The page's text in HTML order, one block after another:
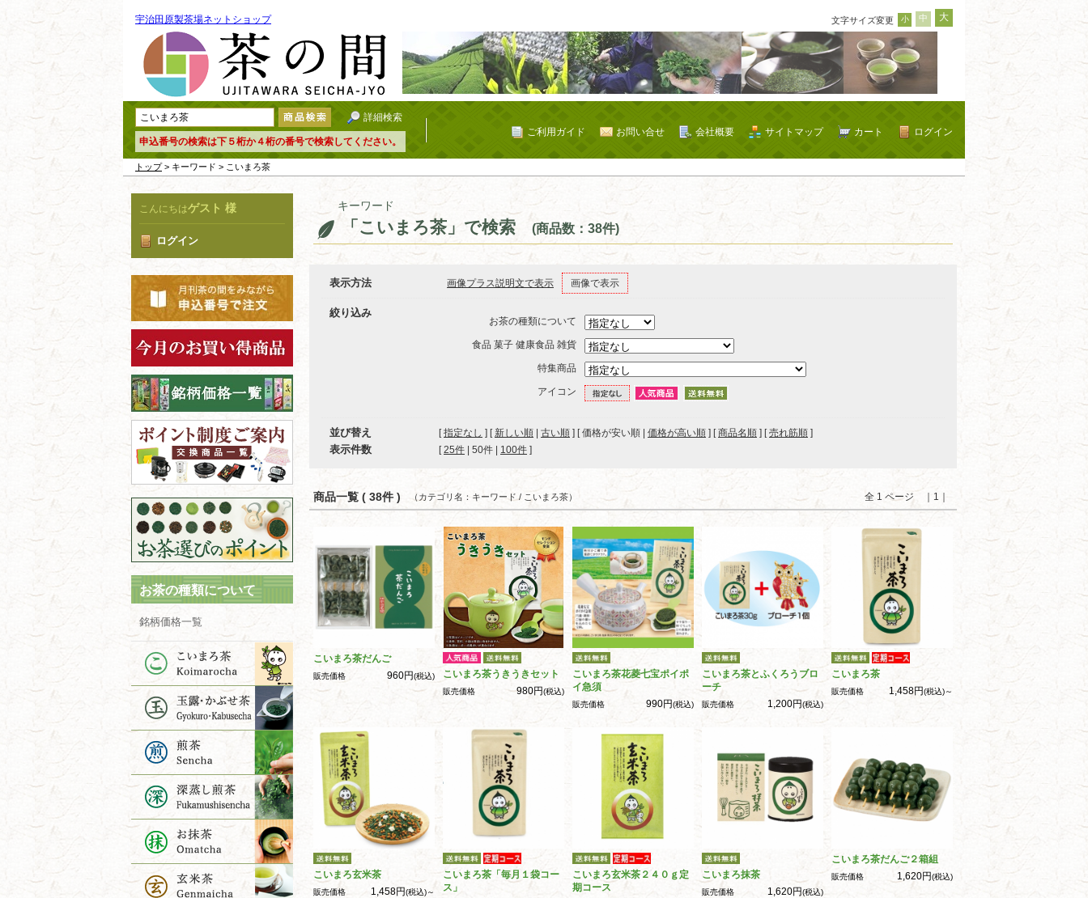
宇治田原製茶場ネットショップ 文字サイズ変更 小 中 大
詳細検索
申込番号の検索は下５桁か４桁の番号で検索してください。
ログイン
カート
サイトマップ
会社概要
お問い合せ
ご利用ガイド
トップ> キーワード > こいまろ茶
こんにちはゲスト 様
ログイン
お茶の種類について
銘柄価格一覧
キーワード
「こいまろ茶」で検索 (商品数：38件)
表示方法 画像プラス説明文で表示 画像で表示
絞り込み
お茶の種類について
食品 菓子 健康食品 雑貨
特集商品
アイコン
並び替え [指定なし ] [ 新しい順 古い順 ] [ 価格が安い順 | 価格が高い順 ] [商品名順 ] [売れ筋順 ]
表示件数 [ 25件 50件 100件 ]
商品一覧 ( 38件 ) 全 1 ページ ｜1｜
（カテゴリ名：キーワード / こいまろ茶）
こいまろ茶だんご
販売価格 960円(税込) こいまろ茶うきうきセット
販売価格 980円(税込)
こいまろ茶花菱七宝ポイポ
イ急須
販売価格 990円(税込)
こいまろ茶とふくろうブロ
ーチ
販売価格 1,200円(税込)
こいまろ茶
販売価格 1,458円(税込)～
こいまろ玄米茶
販売価格 1,458円(税込)～
こいまろ茶「毎月１袋コー
ス」
こいまろ玄米茶２４０ｇ定
期コース
こいまろ抹茶
販売価格 1,620円(税込)
こいまろ茶だんご２箱組
販売価格 1,620円(税込)